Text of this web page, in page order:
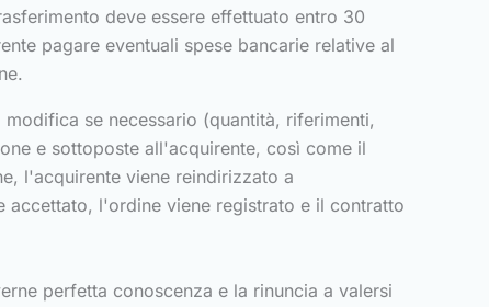
deve essere effettuato entro 30
pagare eventuali spese bancarie relative al
se necessario (quantità, riferimenti,
e sottoposte all'acquirente, così come il
l'acquirente viene reindirizzato a
l'ordine viene registrato e il contratto
perfetta conoscenza e la rinuncia a valersi